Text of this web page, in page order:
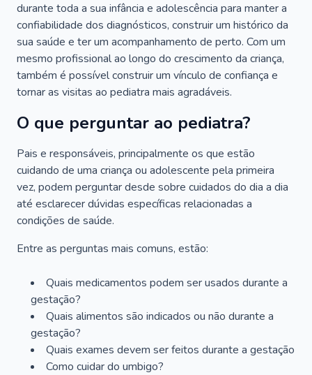
durante toda a sua infância e adolescência para manter a
confiabilidade dos diagnósticos, construir um histórico da
sua saúde e ter um acompanhamento de perto. Com um
mesmo profissional ao longo do crescimento da criança,
também é possível construir um vínculo de confiança e
tornar as visitas ao pediatra mais agradáveis.
O que perguntar ao pediatra?
Pais e responsáveis, principalmente os que estão
cuidando de uma criança ou adolescente pela primeira
vez, podem perguntar desde sobre cuidados do dia a dia
até esclarecer dúvidas específicas relacionadas a
condições de saúde.
Entre as perguntas mais comuns, estão:
Quais medicamentos podem ser usados durante a
gestação?
Quais alimentos são indicados ou não durante a
gestação?
Quais exames devem ser feitos durante a gestação
Como cuidar do umbigo?